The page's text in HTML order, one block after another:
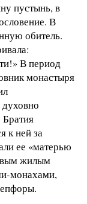
пустынь, в
В
обитель.
В период
монастыря
к ней за
ее «матерью
жилым
монахами,